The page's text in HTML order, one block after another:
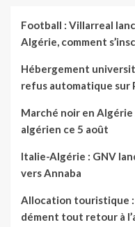
Football : Villarreal
Algérie, comment
Hébergement
refus automatique sur
Marché noir en Algérie
algérien ce 5 août
Italie-Algérie : GNV
vers Annaba
Allocation touristique :
dément tout retour à